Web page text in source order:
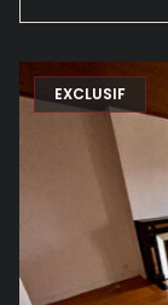
EXCLUSIF